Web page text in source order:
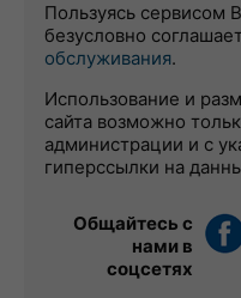
Пользуясь сервисом
безусловно
обслуживания.
Использование и
сайта возможно
администрации и с
гиперссылки на
Общайтесь с
нами в
соцсетях